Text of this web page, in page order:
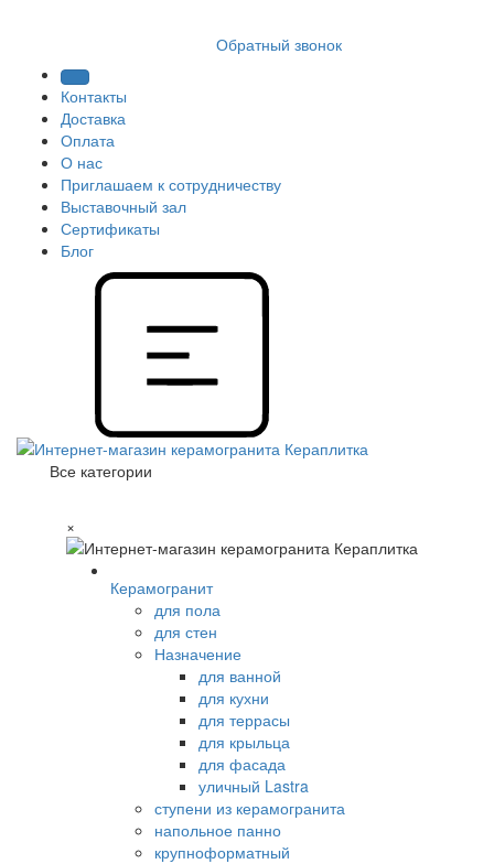
Обратный звонок
Контакты
Доставка
Оплата
О нас
Приглашаем к сотрудничеству
Выставочный зал
Сертификаты
Блог
Все категории
×
Керамогранит
для пола
для стен
Назначение
для ванной
для кухни
для террасы
для крыльца
для фасада
уличный Lastra
ступени из керамогранита
напольное панно
крупноформатный